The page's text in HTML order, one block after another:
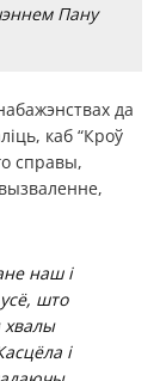
Пану
да
каб “Кроў
справы,
наш і
што
і